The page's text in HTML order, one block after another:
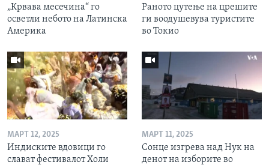
„Крвава месечина“ го
осветли небото на Латинска
Америка
Раното цутење на црешите
ги воодушевува туристите
во Токио
МАРТ 12, 2025
Индиските вдовици го
слават фестивалот Холи
МАРТ 11, 2025
Сонце изгрева над Нук на
денот на изборите во